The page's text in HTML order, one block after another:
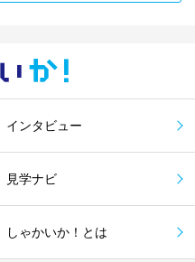
か！
インタビュー
見学ナビ
しゃかいか！とは